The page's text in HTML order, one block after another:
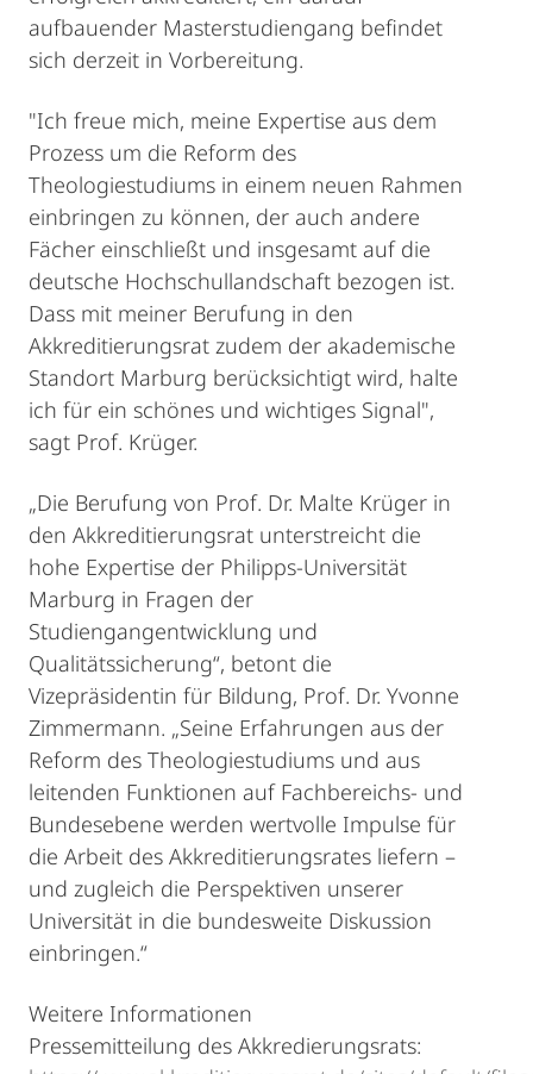
aufbauender Masterstudiengang befindet
sich derzeit in Vorbereitung.
"Ich freue mich, meine Expertise aus dem
Prozess um die Reform des
Theologiestudiums in einem neuen Rahmen
einbringen zu können, der auch andere
Fächer einschließt und insgesamt auf die
deutsche Hochschullandschaft bezogen ist.
Dass mit meiner Berufung in den
Akkreditierungsrat zudem der akademische
Standort Marburg berücksichtigt wird, halte
ich für ein schönes und wichtiges Signal",
sagt Prof. Krüger.
„Die Berufung von Prof. Dr. Malte Krüger in
den Akkreditierungsrat unterstreicht die
hohe Expertise der Philipps-Universität
Marburg in Fragen der
Studiengangentwicklung und
Qualitätssicherung“, betont die
Vizepräsidentin für Bildung, Prof. Dr. Yvonne
Zimmermann. „Seine Erfahrungen aus der
Reform des Theologiestudiums und aus
leitenden Funktionen auf Fachbereichs- und
Bundesebene werden wertvolle Impulse für
die Arbeit des Akkreditierungsrates liefern –
und zugleich die Perspektiven unserer
Universität in die bundesweite Diskussion
einbringen.“
Weitere Informationen
Pressemitteilung des Akkredierungsrats: